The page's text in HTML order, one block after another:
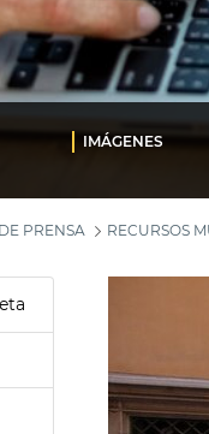
IMÁGENES
PRENSA RECURSOS